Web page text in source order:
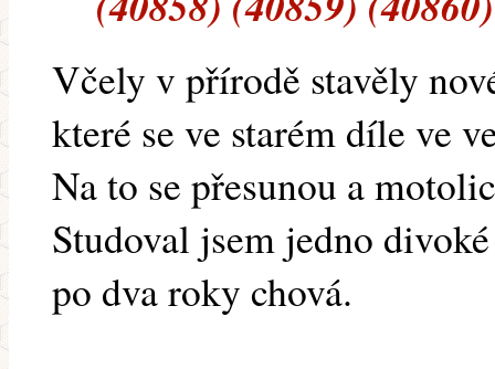
Včely v přírodě stavěly
které se ve starém díle ve
Na to se přesunou a
Studoval jsem jedno
po dva roky chová.